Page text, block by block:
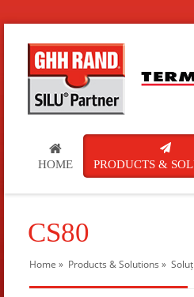
HOME PRODUCTS &
CS80
Home » Products & Solutions »